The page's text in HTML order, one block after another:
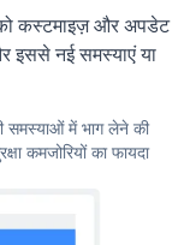
कस्टमाइज़ और अपडेट
नई समस्याएं या
समस्याओं में भाग लेने की
कमजोरियों का फायदा